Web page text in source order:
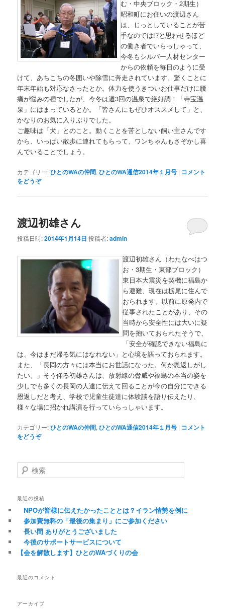
む・中央ブロック・2期生）
昭和町にお住いの渡辺さん
は、じっとしていることが苦
手なのでは!?と思わせるほど
の働き者でいらっしゃって、
今冬もシルバー人材センター
からの依頼を毎日のように受
けて、あちこちの冬囲いや除雪に奔走されています。驚くことに
年末年始も対応なさったとか。体力を使うきついお仕事だけに腰
痛が悩みの種でしたが、今冬は週3回の温泉で絶好調！「寺宝温
泉」にはまっているとか。「皆さんにもぜひオススメして」と、
かなりのお気に入りぶりでした。
ご趣味は「犬」とのこと。動くことを苦としない飼い主さんです
から、いっぱい散歩に連れてもらって、ワンちゃんもさぞかし喜
んでいることでしょう。
カテゴリー:ひとのWAの仲間,ひとのWA通信2014年１月号 | コメント
をどうぞ
渡辺初雄さん
投稿日時:2014年1月14日 投稿者:admin
渡辺初雄さん（わたなべはつ
お・3期生・東部ブロック）
東日本大震災を契機に福島か
ら避難、現在は栃尾に住んで
おられます。以前に原発内で
従事されたことがあり、その
当時から安全性には大いに疑
問を抱いておられたそうで、
「安全が確認できない福島に
は、今はまだ帰る気にはなれない」と心境を語っておられます。
また、「長岡の方々には本当にお世話になった。何か恩返しがし
たい。」そう仰る初雄さんは、放射線の脅威や福島の本当の姿を
少しでも多くの長岡の人達に伝えて回ることが今の自分にできる
恩返しだと考え、学校で児童生徒達に体験談を語り伝えたり、
様々な場に招かれ講演を行っていらっしゃいます。
カテゴリー:ひとのWAの仲間,ひとのWA通信2014年１月号 | コメント
をどうぞ
検索
最近の投稿
NPOが皆様に伝えたかったこととは？イラン情勢を例に
参加費無料の「最後の集まり」にご参加ください
長い間 ありがとうございました
今後のサポートサービスについて
【会を解散します】ひとのWAづくりの会
最近のコメント
アーカイブ